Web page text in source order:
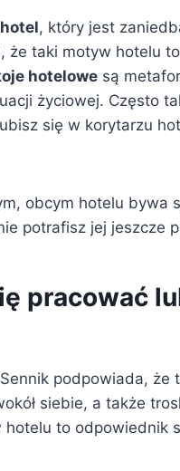
, który jest
że taki motyw hotelu
hotelowe są
życiowej. Często
się w korytarzu
obcym hotelu bywa
potrafisz jej jeszcze
pracować
podpowiada, że
siebie, a także
to odpowiednik